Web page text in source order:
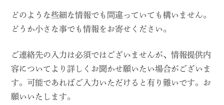
どのような些細な情報でも間違っていても構いません。
どうか小さな事でも情報をお寄せください。
ご連絡先の入力は必須ではございませんが、情報提供内
容についてより詳しくお聞かせ願いたい場合がございま
す。可能であればご入力いただけると有り難いです。お
願いいたします。